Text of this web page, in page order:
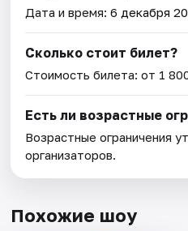
Дата и время:6 декабря
Сколько стоит билет?
Стоимость билета: от 1
Есть ли возрастные
Возрастные ограничения
организаторов.
Похожие шоу